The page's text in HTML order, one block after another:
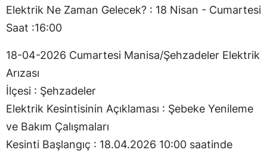
Elektrik Ne Zaman Gelecek? : 18 Nisan - Cumartesi
Saat :16:00
18-04-2026 Cumartesi Manisa/Şehzadeler Elektrik
Arızası
İlçesi : Şehzadeler
Elektrik Kesintisinin Açıklaması : Şebeke Yenileme
ve Bakım Çalışmaları
Kesinti Başlangıç : 18.04.2026 10:00 saatinde